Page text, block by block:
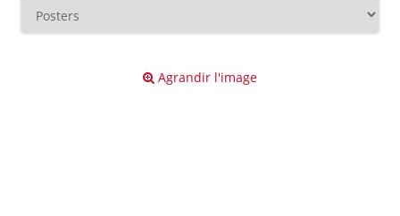
Agrandir l'image